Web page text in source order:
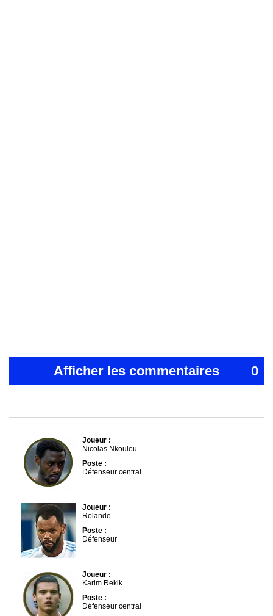
Afficher les commentaires 0
Joueur :
Nicolas Nkoulou
Poste :
Défenseur central
Joueur :
Rolando
Poste :
Défenseur
Joueur :
Karim Rekik
Poste :
Défenseur central